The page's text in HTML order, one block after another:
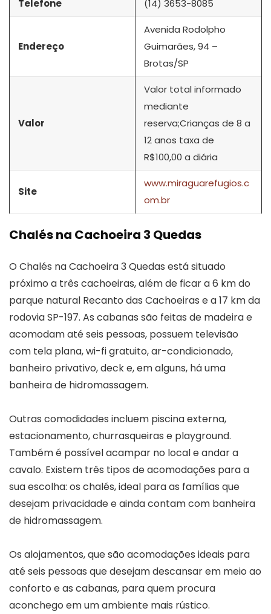
Telefone (14) 3653-8085
Endereço
Avenida Rodolpho
Guimarães, 94 –
Brotas/SP
Valor
Valor total informado
mediante
reserva;Crianças de 8 a
12 anos taxa de
R$100,00 a diária
Site
www.miraguarefugios.c
om.br
Chalés na Cachoeira 3 Quedas
O Chalés na Cachoeira 3 Quedas está situado
próximo a três cachoeiras, além de ficar a 6 km do
parque natural Recanto das Cachoeiras e a 17 km da
rodovia SP-197. As cabanas são feitas de madeira e
acomodam até seis pessoas, possuem televisão
com tela plana, wi-fi gratuito, ar-condicionado,
banheiro privativo, deck e, em alguns, há uma
banheira de hidromassagem.
Outras comodidades incluem piscina externa,
estacionamento, churrasqueiras e playground.
Também é possível acampar no local e andar a
cavalo. Existem três tipos de acomodações para a
sua escolha: os chalés, ideal para as famílias que
desejam privacidade e ainda contam com banheira
de hidromassagem.
Os alojamentos, que são acomodações ideais para
até seis pessoas que desejam descansar em meio ao
conforto e as cabanas, para quem procura
aconchego em um ambiente mais rústico.